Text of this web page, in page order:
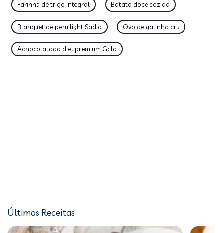
Farinha de trigo integral Batata doce cozida
Blanquet de peru light Sadia Ovo de galinha cru
Achocolatado diet premium Gold
Últimas Receitas